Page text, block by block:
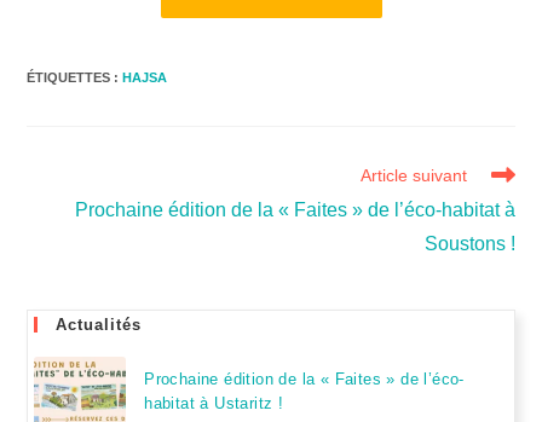
ÉTIQUETTES :HAJSA
Article suivant
Prochaine édition de la « Faites » de l’éco-habitat à
Soustons !
Actualités
Prochaine édition de la « Faites » de l’éco-
habitat à Ustaritz !